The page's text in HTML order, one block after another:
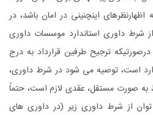
اینچنینی در امان باشد، در
شرط داوری استاندارد موسسات داوری
ترجیح طرفین قرارداد به درج
است، توصیه می شود در شرط داوری،
به صورت مستقل، عقدی لازم است، حتماً
از شرط داوری زیر (در داوری های